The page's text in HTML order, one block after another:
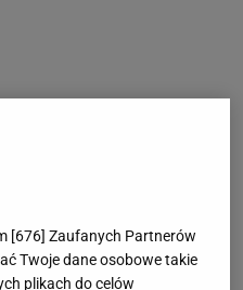
[676] Zaufanych Partnerów
Twoje dane osobowe takie
plikach do celów